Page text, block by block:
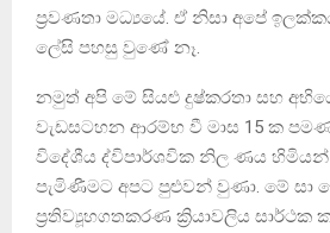
ප්‍රවණතා මධ්‍යයේ. ඒ නිසා අපේ
ලේසි පහසු වුණේ නෑ.
නමුත් අපි මේ සියළු දුෂ්කරතා සහ
වැඩසටහන ආරම්භ වී මාස 15 ක
විදේශීය ද්විපාර්ශවික නිල ණය
පැමිණීමට අපට පුළුවන් වුණා. මේ සා
ප්‍රතිව්‍යූහගතකරණ ක්‍රියාවලිය සාර්ථක